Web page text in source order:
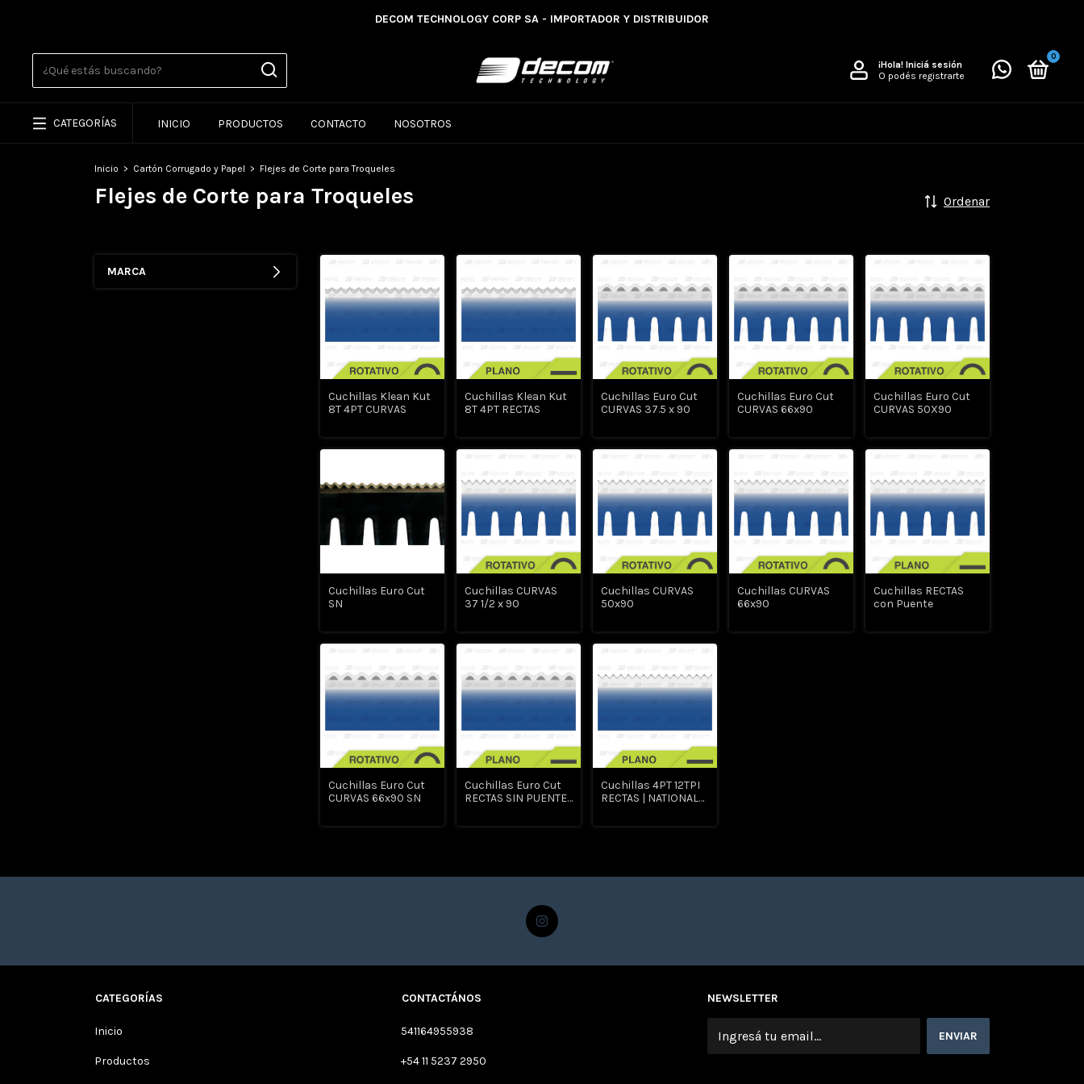
DECOM TECHNOLOGY CORP SA - IMPORTADOR Y DISTRIBUIDOR
¡Hola! Iniciá sesión
O podés registrarte
0
CATEGORÍAS INICIO PRODUCTOS CONTACTO NOSOTROS
Inicio > Cartón Corrugado y Papel > Flejes de Corte para Troqueles
Flejes de Corte para Troqueles Ordenar
MARCA
Cuchillas Klean Kut
8T 4PT CURVAS
Cuchillas Klean Kut
8T 4PT RECTAS
Cuchillas Euro Cut
CURVAS 37.5 x 90
Cuchillas Euro Cut
CURVAS 66x90
Cuchillas Euro Cut
CURVAS 50X90
Cuchillas Euro Cut
SN
Cuchillas CURVAS
37 1/2 x 90
Cuchillas CURVAS
50x90
Cuchillas CURVAS
66x90
Cuchillas RECTAS
con Puente
Cuchillas Euro Cut
CURVAS 66x90 SN
Cuchillas Euro Cut
RECTAS SIN PUENTE
Cuchillas 4PT 12TPI
RECTAS | NATIONAL
CATEGORÍAS
Inicio
Productos
CONTACTÁNOS
541164955938
+54 11 5237 2950
NEWSLETTER